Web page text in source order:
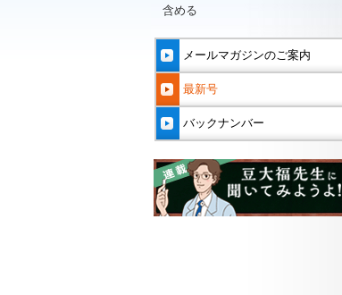
含める
メールマガジンのご案内
最新号
バックナンバー